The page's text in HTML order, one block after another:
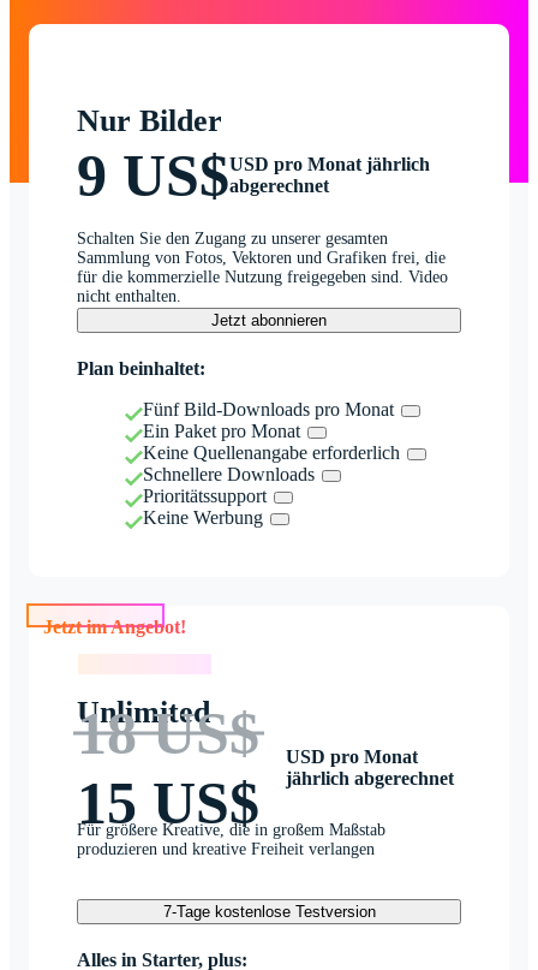
Nur Bilder
9 US$USD pro Monat jährlich
abgerechnet
Schalten Sie den Zugang zu unserer gesamten
Sammlung von Fotos, Vektoren und Grafiken frei, die
für die kommerzielle Nutzung freigegeben sind. Video
nicht enthalten.
Jetzt abonnieren
Plan beinhaltet:
Fünf Bild-Downloads pro Monat
Ein Paket pro Monat
Keine Quellenangabe erforderlich
Schnellere Downloads
Prioritätssupport
Keine Werbung
Jetzt im Angebot!
Unlimited
18 US$
15 US$
USD pro Monat
jährlich abgerechnet
Für größere Kreative, die in großem Maßstab
produzieren und kreative Freiheit verlangen
7-Tage kostenlose Testversion
Alles in Starter, plus: